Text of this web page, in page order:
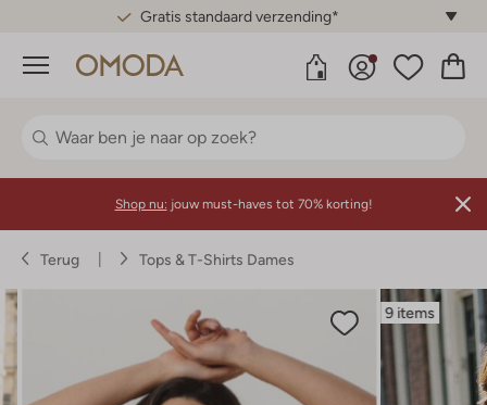
Gratis standaard verzending*
Menu
Shop nu: jouw must-haves tot 70% korting!
Terug Tops & T-Shirts Dames
9 items